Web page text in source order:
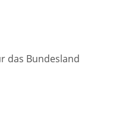
das Bundesland